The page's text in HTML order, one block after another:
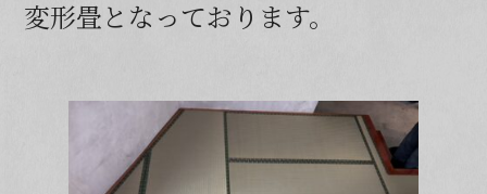
o
変形畳となっております。